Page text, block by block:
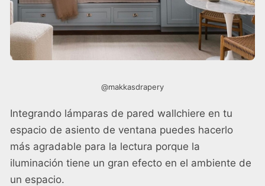
@makkasdrapery
Integrando lámparas de pared wallchiere en tu
espacio de asiento de ventana puedes hacerlo
más agradable para la lectura porque la
iluminación tiene un gran efecto en el ambiente de
un espacio.